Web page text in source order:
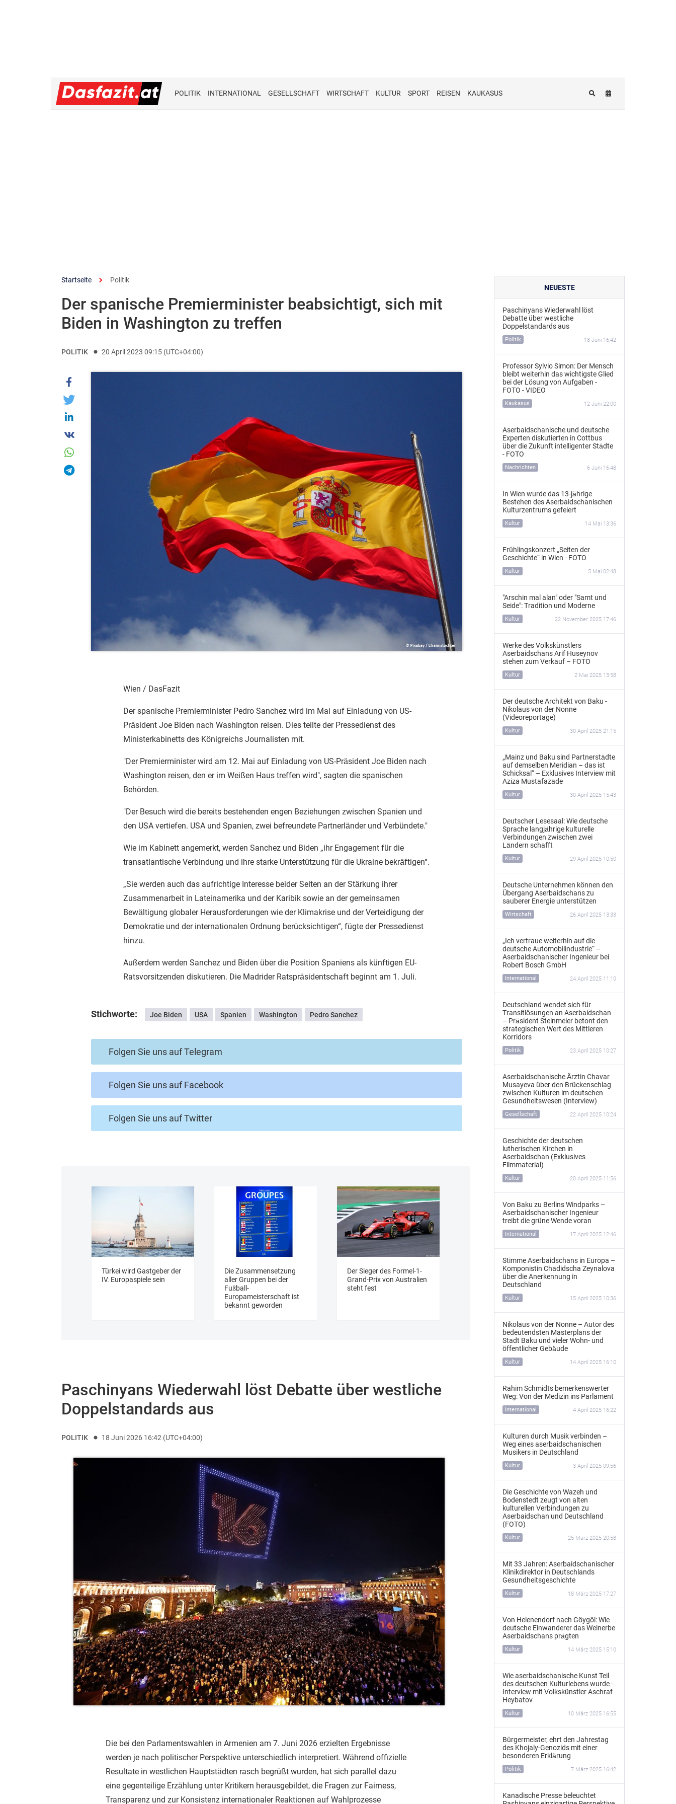
POLITIK INTERNATIONAL GESELLSCHAFT WIRTSCHAFT KULTUR SPORT REISEN KAUKASUS
Startseite Politik
Der spanische Premierminister beabsichtigt, sich mit
Biden in Washington zu treffen
POLITIK 20 April 2023 09:15 (UTC+04:00)
Wien / DasFazit
Der spanische Premierminister Pedro Sanchez wird im Mai auf Einladung von US-
Präsident Joe Biden nach Washington reisen. Dies teilte der Pressedienst des
Ministerkabinetts des Königreichs Journalisten mit.
"Der Premierminister wird am 12. Mai auf Einladung von US-Präsident Joe Biden nach
Washington reisen, den er im Weißen Haus treffen wird", sagten die spanischen
Behörden.
"Der Besuch wird die bereits bestehenden engen Beziehungen zwischen Spanien und
den USA vertiefen. USA und Spanien, zwei befreundete Partnerländer und Verbündete."
Wie im Kabinett angemerkt, werden Sanchez und Biden „ihr Engagement für die
transatlantische Verbindung und ihre starke Unterstützung für die Ukraine bekräftigen“.
„Sie werden auch das aufrichtige Interesse beider Seiten an der Stärkung ihrer
Zusammenarbeit in Lateinamerika und der Karibik sowie an der gemeinsamen
Bewältigung globaler Herausforderungen wie der Klimakrise und der Verteidigung der
Demokratie und der internationalen Ordnung berücksichtigen“, fügte der Pressedienst
hinzu.
Außerdem werden Sanchez und Biden über die Position Spaniens als künftigen EU-
Ratsvorsitzenden diskutieren. Die Madrider Ratspräsidentschaft beginnt am 1. Juli.
Stichworte: Joe Biden USA Spanien Washington Pedro Sanchez
Folgen Sie uns auf Telegram
Folgen Sie uns auf Facebook
Folgen Sie uns auf Twitter
Türkei wird Gastgeber der
IV. Europaspiele sein
Die Zusammensetzung
aller Gruppen bei der
Fußball-
Europameisterschaft ist
bekannt geworden
Der Sieger des Formel-1-
Grand-Prix von Australien
steht fest
Paschinyans Wiederwahl löst Debatte über westliche
Doppelstandards aus
POLITIK 18 Juni 2026 16:42 (UTC+04:00)
Die bei den Parlamentswahlen in Armenien am 7. Juni 2026 erzielten Ergebnisse
werden je nach politischer Perspektive unterschiedlich interpretiert. Während offizielle
Resultate in westlichen Hauptstädten rasch begrüßt wurden, hat sich parallel dazu
eine gegenteilige Erzählung unter Kritikern herausgebildet, die Fragen zur Fairness,
Transparenz und zur Konsistenz internationaler Reaktionen auf Wahlprozesse
NEUESTE
Paschinyans Wiederwahl löst
Debatte über westliche
Doppelstandards aus
Politik 18 Juni 16:42
Professor Sylvio Simon: Der Mensch
bleibt weiterhin das wichtigste Glied
bei der Lösung von Aufgaben -
FOTO - VIDEO
Kaukasus 12 Juni 22:00
Aserbaidschanische und deutsche
Experten diskutierten in Cottbus
über die Zukunft intelligenter Städte
- FOTO
Nachrichten 6 Juni 16:48
In Wien wurde das 13‑jährige
Bestehen des Aserbaidschanischen
Kulturzentrums gefeiert
Kultur 14 Mai 13:36
Frühlingskonzert „Seiten der
Geschichte“ in Wien - FOTO
Kultur 5 Mai 02:48
"Arschin mal alan" oder "Samt und
Seide": Tradition und Moderne
Kultur 22 November 2025 17:46
Werke des Volkskünstlers
Aserbaidschans Arif Huseynov
stehen zum Verkauf – FOTO
Kultur 2 Mai 2025 13:58
Der deutsche Architekt von Baku -
Nikolaus von der Nonne
(Videoreportage)
Kultur 30 April 2025 21:15
„Mainz und Baku sind Partnerstädte
auf demselben Meridian – das ist
Schicksal“ – Exklusives Interview mit
Aziza Mustafazade
Kultur 30 April 2025 15:43
Deutscher Lesesaal: Wie deutsche
Sprache langjährige kulturelle
Verbindungen zwischen zwei
Ländern schafft
Kultur 29 April 2025 10:50
Deutsche Unternehmen können den
Übergang Aserbaidschans zu
sauberer Energie unterstützen
Wirtschaft 26 April 2025 13:33
„Ich vertraue weiterhin auf die
deutsche Automobilindustrie“ –
Aserbaidschanischer Ingenieur bei
Robert Bosch GmbH
International 24 April 2025 11:10
Deutschland wendet sich für
Transitlösungen an Aserbaidschan
– Präsident Steinmeier betont den
strategischen Wert des Mittleren
Korridors
Politik 23 April 2025 10:27
Aserbaidschanische Ärztin Chavar
Musayeva über den Brückenschlag
zwischen Kulturen im deutschen
Gesundheitswesen (Interview)
Gesellschaft 22 April 2025 10:24
Geschichte der deutschen
lutherischen Kirchen in
Aserbaidschan (Exklusives
Filmmaterial)
Kultur 20 April 2025 11:56
Von Baku zu Berlins Windparks –
Aserbaidschanischer Ingenieur
treibt die grüne Wende voran
International 17 April 2025 12:46
Stimme Aserbaidschans in Europa –
Komponistin Chadidscha Zeynalova
über die Anerkennung in
Deutschland
Kultur 15 April 2025 10:36
Nikolaus von der Nonne – Autor des
bedeutendsten Masterplans der
Stadt Baku und vieler Wohn- und
öffentlicher Gebäude
Kultur 14 April 2025 16:10
Rahim Schmidts bemerkenswerter
Weg: Von der Medizin ins Parlament
International 4 April 2025 16:22
Kulturen durch Musik verbinden –
Weg eines aserbaidschanischen
Musikers in Deutschland
Kultur 3 April 2025 09:56
Die Geschichte von Wazeh und
Bodenstedt zeugt von alten
kulturellen Verbindungen zu
Aserbaidschan und Deutschland
(FOTO)
Kultur 25 März 2025 20:58
Mit 33 Jahren: Aserbaidschanischer
Klinikdirektor in Deutschlands
Gesundheitsgeschichte
Kultur 18 März 2025 17:27
Von Helenendorf nach Göygöl: Wie
deutsche Einwanderer das Weinerbe
Aserbaidschans prägten
Kultur 14 März 2025 15:10
Wie aserbaidschanische Kunst Teil
des deutschen Kulturlebens wurde -
Interview mit Volkskünstler Aschraf
Heybatov
Kultur 10 März 2025 16:55
Bürgermeister, ehrt den Jahrestag
des Khojaly-Genozids mit einer
besonderen Erklärung
Politik 7 März 2025 16:42
Kanadische Presse beleuchtet